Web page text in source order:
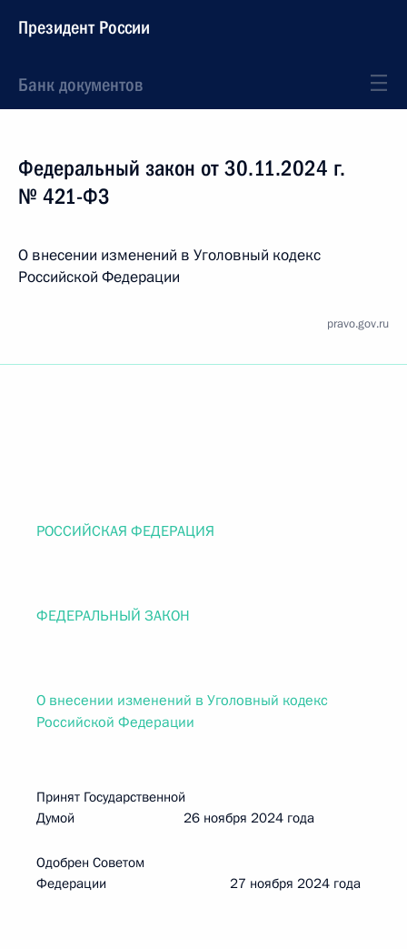
Президент России
Банк документов
Федеральный закон от 30.11.2024 г.
№ 421-ФЗ
О внесении изменений в Уголовный кодекс
Российской Федерации
pravo.gov.ru
РОССИЙСКАЯ ФЕДЕРАЦИЯ
ФЕДЕРАЛЬНЫЙ ЗАКОН
О внесении изменений в Уголовный кодекс
Российской Федерации
Принят Государственной
Думой 26 ноября 2024 года
Одобрен Советом
Федерации 27 ноября 2024 года